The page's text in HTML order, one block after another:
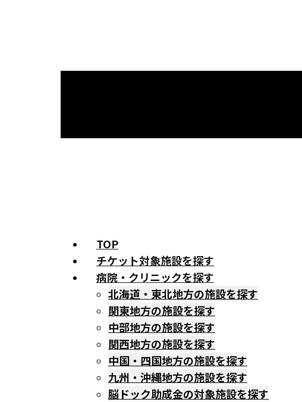
TOP
チケット対象施設を探す
病院・クリニックを探す
北海道・東北地方の施設を探す
関東地方の施設を探す
中部地方の施設を探す
関西地方の施設を探す
中国・四国地方の施設を探す
九州・沖縄地方の施設を探す
脳ドック助成金の対象施設を探す